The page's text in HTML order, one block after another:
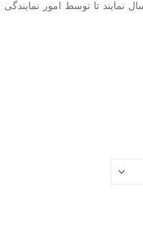
نمایند تا توسط امور